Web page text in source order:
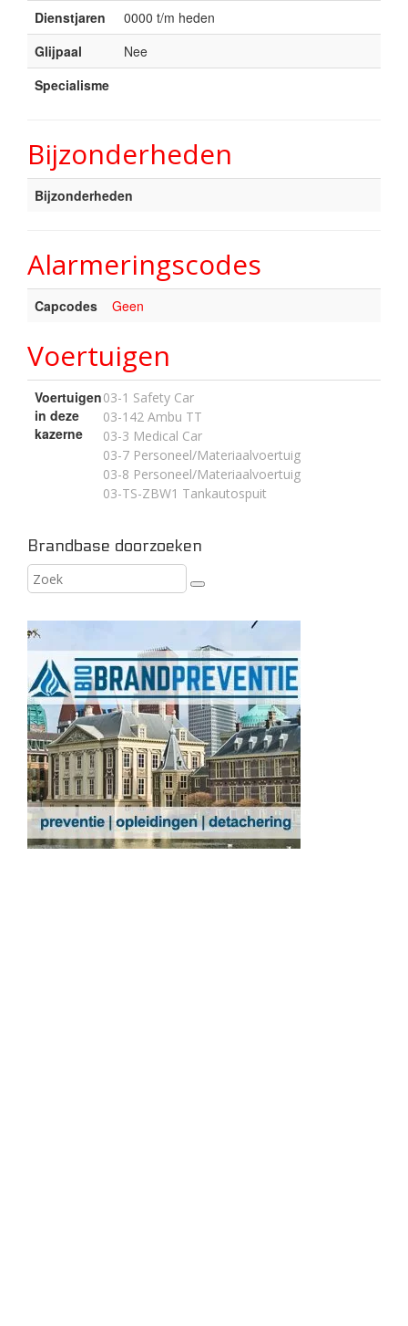
Dienstjaren
0000 t/m heden
Glijpaal
Nee
Specialisme
Bijzonderheden
Bijzonderheden
Alarmeringscodes
Capcodes Geen
Voertuigen
Voertuigen
in deze
kazerne
03-1 Safety Car
03-142 Ambu TT
03-3 Medical Car
03-7 Personeel/Materiaalvoertuig
03-8 Personeel/Materiaalvoertuig
03-TS-ZBW1 Tankautospuit
Brandbase doorzoeken